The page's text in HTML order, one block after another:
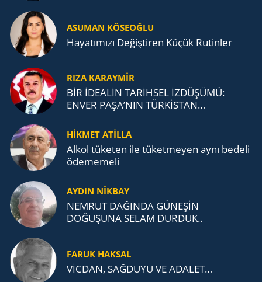
ASUMAN KÖSEOĞLU
Ha­ya­tı­mı­zı De­ğiş­ti­ren Küçük Ru­tin­ler
RIZA KARAYMIR
BİR İDEALİN TARİHSEL İZDÜŞÜMÜ:
ENVER PAŞA’NIN TÜRKİSTAN
TEŞKİLATI’NA UZANAN MİRASI
HİKMET ATİLLA
Alkol tü­ke­ten ile tü­ket­me­yen aynı be­de­li
öde­me­me­li
AYDIN NİKBAY
NEMRUT DAĞINDA GÜNEŞİN
DOĞUŞUNA SELAM DURDUK..
FARUK HAKSAL
VİCDAN, SAĞ­DU­YU VE ADA­LET…